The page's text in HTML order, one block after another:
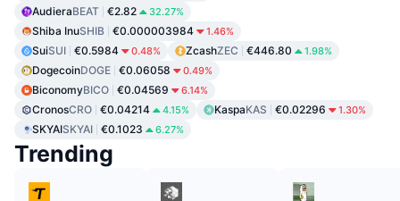
AudieraBEAT €2.82 32.27%
Shiba InuSHIB €0.000003984 1.46%
SuiSUI €0.5984 0.48% ZcashZEC €446.80 1.98%
DogecoinDOGE €0.06058 0.49%
BiconomyBICO €0.04569 6.14%
CronosCRO €0.04214 4.15% KaspaKAS €0.02296 1.30%
SKYAISKYAI €0.1023 6.27%
Trending